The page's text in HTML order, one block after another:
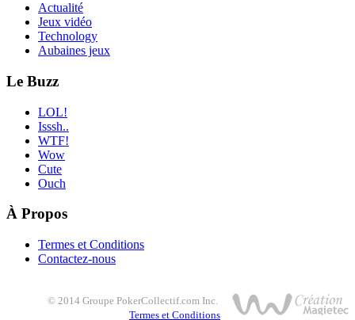
Actualité
Jeux vidéo
Technology
Aubaines jeux
Le Buzz
LOL!
Isssh..
WTF!
Wow
Cute
Ouch
À Propos
Termes et Conditions
Contactez-nous
© 2014 Groupe PokerCollectif.com Inc.
Termes et Conditions